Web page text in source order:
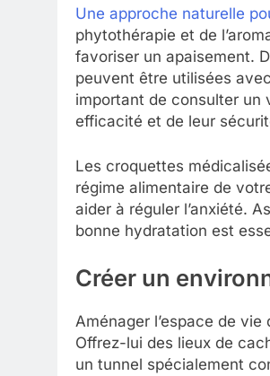
Une approche naturelle
phytothérapie et de
favoriser un apaisement.
peuvent être utilisées
important de consulter un
efficacité et de leur
Les croquettes
régime alimentaire de
aider à réguler l’anxiété.
bonne hydratation est
Créer un
Aménager l’espace de
Offrez-lui des lieux de
un tunnel spécialement